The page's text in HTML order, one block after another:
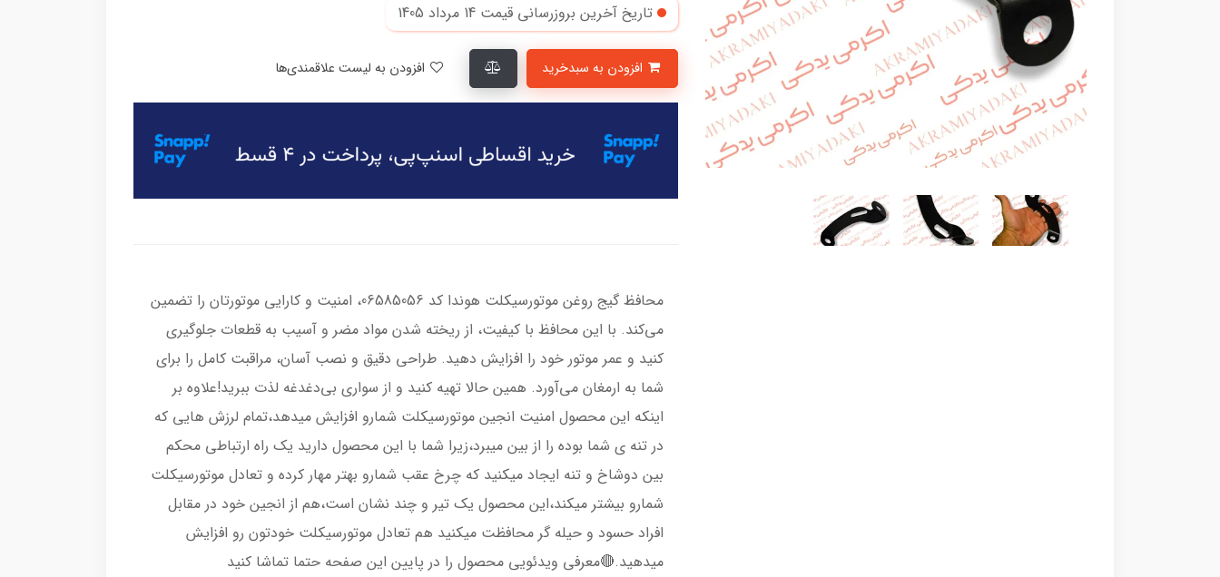
تاریخ آخرین بروزرسانی قیمت 14 مرداد 1405
محافظ گیج روغن موتورسیکلت هوندا کد 06585056، امنیت و کارایی موتورتان را تضمین
می‌کند. با این محافظ با کیفیت، از ریخته شدن مواد مضر و آسیب به قطعات جلوگیری
کنید و عمر موتور خود را افزایش دهید. طراحی دقیق و نصب آسان، مراقبت کامل را برای
شما به ارمغان می‌آورد. همین حالا تهیه کنید و از سواری بی‌دغدغه لذت ببرید!علاوه بر
اینکه این محصول امنیت انجین موتورسیکلت شمارو افزایش میدهد،تمام لرزش هایی که
در تنه ی شما بوده را از بین میبرد،زیرا شما با این محصول دارید یک راه ارتباطی محکم
بین دوشاخ و تنه ایجاد میکنید که چرخ عقب شمارو بهتر مهار کرده و تعادل موتورسیکلت
شمارو بیشتر میکند،این محصول یک تیر و چند نشان است،هم از انجین خود در مقابل
افراد حسود و حیله گر محافظت میکنید هم تعادل موتورسیکلت خودتون رو افزایش
میدهید.🔴معرفی ویدئویی محصول را در پایین این صفحه حتما تماشا کنید